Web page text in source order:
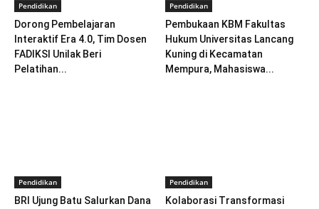
Pendidikan
Dorong Pembelajaran
Interaktif Era 4.0, Tim Dosen
FADIKSI Unilak Beri
Pelatihan...
Pendidikan
Pembukaan KBM Fakultas
Hukum Universitas Lancang
Kuning di Kecamatan
Mempura, Mahasiswa...
Pendidikan
BRI Ujung Batu Salurkan Dana
Pendidikan
Kolaborasi Transformasi